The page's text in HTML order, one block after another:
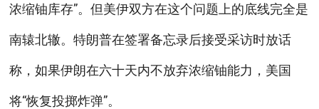
浓缩铀库存”。但美伊双方在这个问题上的底线完全是
南辕北辙。特朗普在签署备忘录后接受采访时放话
称，如果伊朗在六十天内不放弃浓缩铀能力，美国
将“恢复投掷炸弹”。